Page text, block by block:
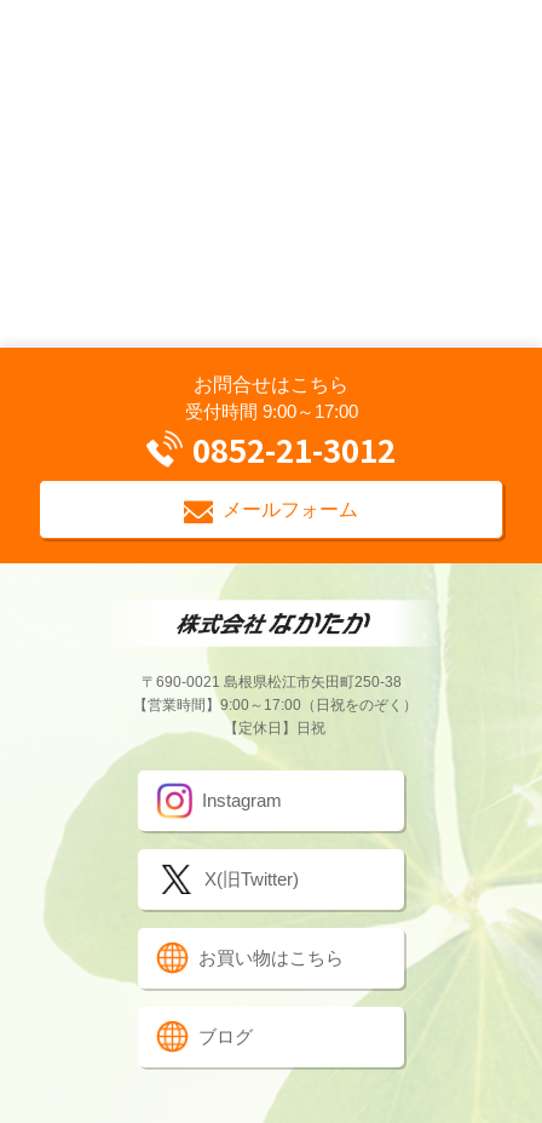
お問合せはこちら
受付時間 9:00～17:00
0852-21-3012
メールフォーム
〒690-0021 島根県松江市矢田町250-38
【営業時間】9:00～17:00（日祝をのぞく）
【定休日】日祝
Instagram
X(旧Twitter)
お買い物はこちら
ブログ